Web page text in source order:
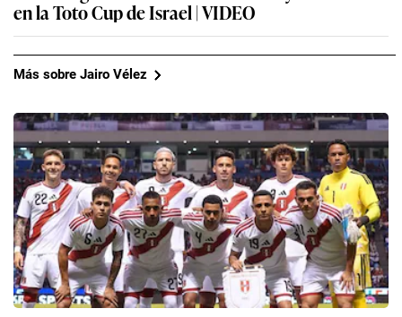
en la Toto Cup de Israel | VIDEO
Más sobre Jairo Vélez